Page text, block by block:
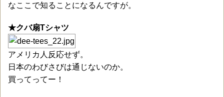
なここで知ることになるんですが。
★クバ扇Tシャツ
アメリカ人反応せず。
日本のわびさびは通じないのか。
買ってってー！